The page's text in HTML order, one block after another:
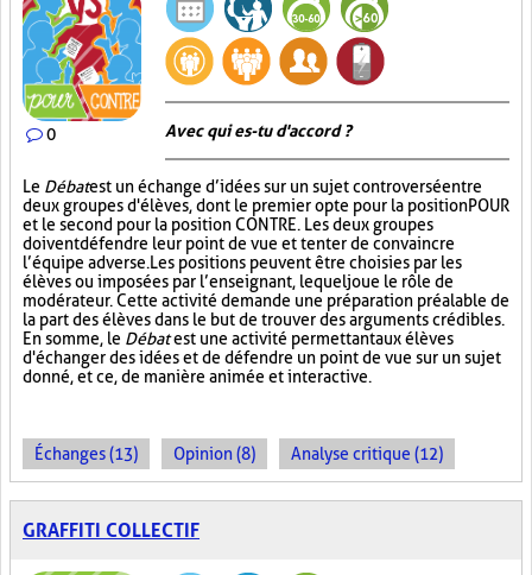
0 Avec qui es-tu d'accord ?
Le Débatest un échange d’idées sur un sujet controversé entre
deux groupes d'élèves, dont le premier opte pour la position POUR
et le second pour la position CONTRE. Les deux groupes
doivent défendre leur point de vue et tenter de convaincre
l’équipe adverse. Les positions peuvent être choisies par les
élèves ou imposées par l’enseignant, lequel joue le rôle de
modérateur. Cette activité demande une préparation préalable de
la part des élèves dans le but de trouver des arguments crédibles.
En somme, le Débatest une activité permettant aux élèves
d'échanger des idées et de défendre un point de vue sur un sujet
donné, et ce, de manière animée et interactive.
Échanges (13) Opinion (8) Analyse critique (12)
GRAFFITI COLLECTIF